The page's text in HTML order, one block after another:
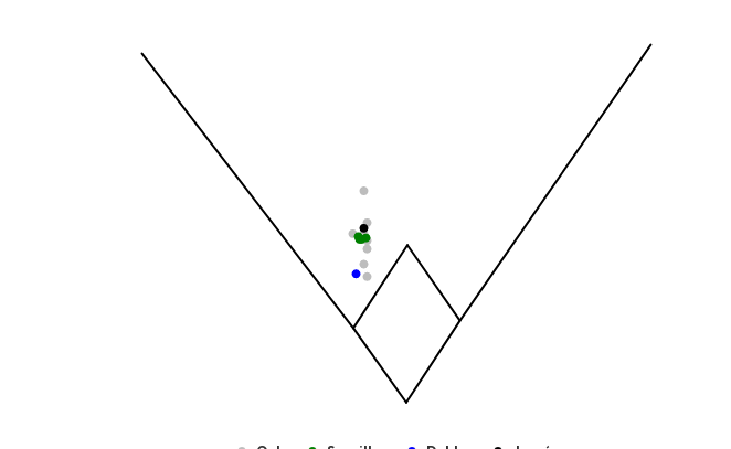
The chart has 1 X axis displaying values. Data ranges from -2.45 to 245.
The chart has 1 Y axis displaying values. Data ranges from -206.84 to -85.